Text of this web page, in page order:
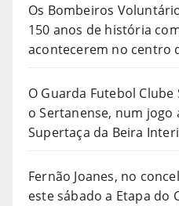
Os Bombeiros
150 anos de história
acontecerem no centro
O Guarda Futebol
o Sertanense, num jogo
Supertaça da Beira
Fernão Joanes, no
este sábado a Etapa do